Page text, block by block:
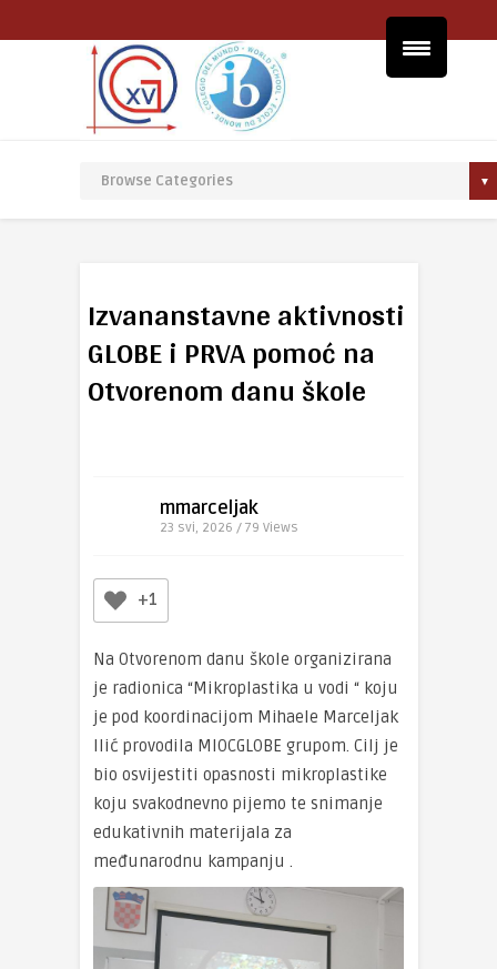
Izvananstavne aktivnosti
GLOBE i PRVA pomoć na
Otvorenom danu škole
mmarceljak
23 svi, 2026 / 79 Views
+1
Na Otvorenom danu škole organizirana
je radionica “Mikroplastika u vodi “ koju
je pod koordinacijom Mihaele Marceljak
Ilić provodila MIOCGLOBE grupom. Cilj je
bio osvijestiti opasnosti mikroplastike
koju svakodnevno pijemo te snimanje
edukativnih materijala za
međunarodnu kampanju .